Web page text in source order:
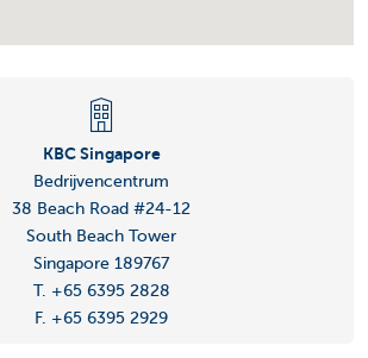
KBC Singapore
Bedrijvencentrum
38 Beach Road #24-12
South Beach Tower
Singapore 189767
T. +65 6395 2828
F. +65 6395 2929